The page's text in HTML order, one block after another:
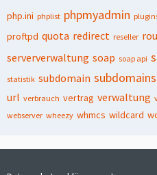
php.ini phplist phpmyadmin
proftpd quota redirect reseller
serververwaltung soap soap api
statistik subdomain subdomains
url verbrauch vertrag verwaltung
webserver wheezy whmcs wildcard